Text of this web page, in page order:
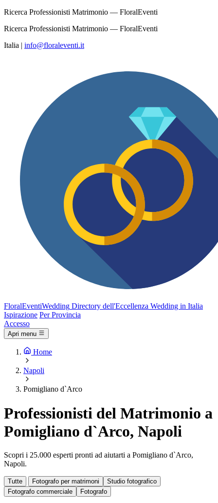
Ricerca Professionisti Matrimonio — FloralEventi
Ricerca Professionisti Matrimonio — FloralEventi
Italia | info@floraleventi.it
FloralEventiWedding Directory dell'Eccellenza Wedding in Italia
Ispirazione Per Provincia
Accesso
Apri menu
Home
Napoli
Pomigliano d`Arco
Professionisti del Matrimonio a
Pomigliano d`Arco, Napoli
Scopri i 25.000 esperti pronti ad aiutarti a Pomigliano d`Arco,
Napoli.
Tutte Fotografo per matrimoni
Studio fotografico
Fotografo commerciale
Fotografo